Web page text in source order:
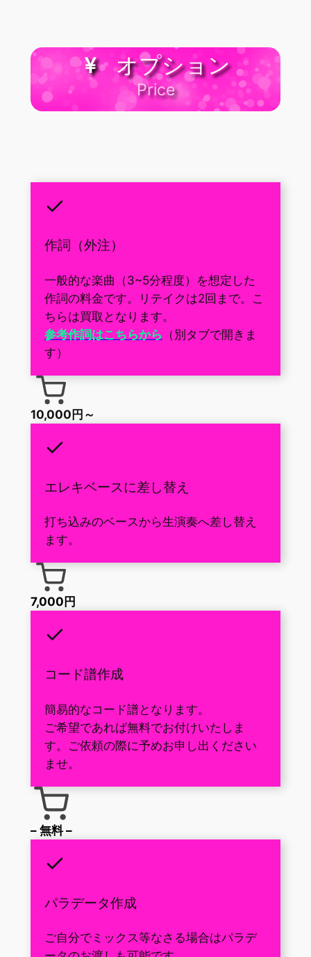
オプション
Price
作詞（外注）
一般的な楽曲（3~5分程度）を想定した
作詞の料金です。リテイクは2回まで。こ
ちらは買取となります。
参考作詞はこちらから （別タブで開きま
す）
10,000円～
エレキベースに差し替え
打ち込みのベースから生演奏へ差し替え
ます。
7,000円
コード譜作成
簡易的なコード譜となります。
ご希望であれば無料でお付けいたしま
す。ご依頼の際に予めお申し出ください
ませ。
– 無料 –
パラデータ作成
ご自分でミックス等なさる場合はパラデ